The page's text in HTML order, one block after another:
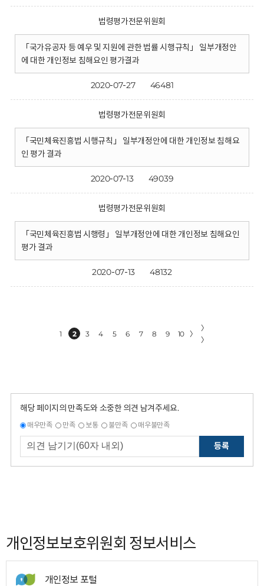
법령평가전문위원회
「국가유공자 등 예우 및 지원에 관한 법률 시행규칙」 일부개정안
에 대한 개인정보 침해요인 평가결과
2020-07-27 46481
법령평가전문위원회
「국민체육진흥법 시행규칙」 일부개정안에 대한 개인정보 침해요
인 평가 결과
2020-07-13 49039
법령평가전문위원회
「국민체육진흥법 시행령」 일부개정안에 대한 개인정보 침해요인
평가 결과
2020-07-13 48132
1 2 3 4 5 6 7 8 9 10 〉
〉
〉
해당 페이지의 만족도와 소중한 의견 남겨주세요.
매우만족 만족 보통 불만족 매우불만족
등록
개인정보보호위원회 정보서비스
개인정보 포털